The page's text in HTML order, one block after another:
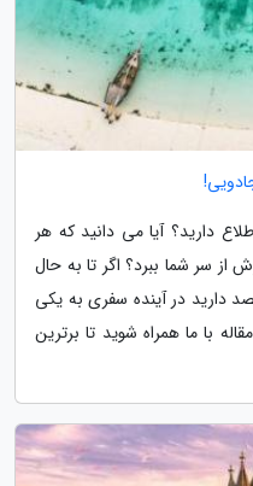
دارید؟ آیا می دانید که هر
از سر شما ببرد؟ اگر تا به حال
دارید در آینده سفری به یکی
با ما همراه شوید تا برترین